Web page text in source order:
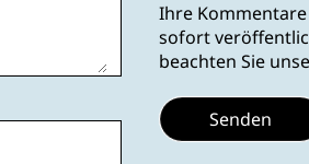
Ihre
sofort
beachten Sie
Senden